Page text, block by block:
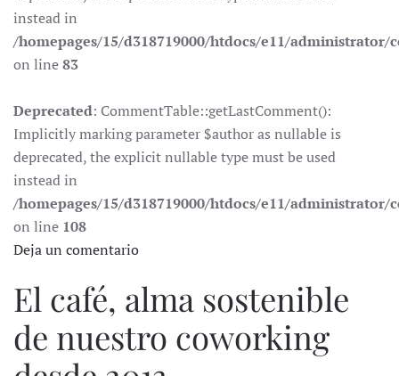
instead in
/homepages/15/d318719000/htdocs/e11/
on line83
Deprecated: CommentTable::getLastComment():
Implicitly marking parameter $author as nullable is
deprecated, the explicit nullable type must be used
instead in
/homepages/15/d318719000/htdocs/e11/
on line 108
Deja un comentario
El café, alma sostenible
de nuestro coworking